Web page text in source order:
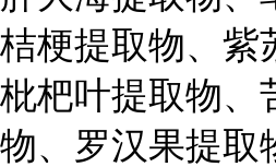
桔梗提取物、紫
枇杷叶提取物、
物、罗汉果提取